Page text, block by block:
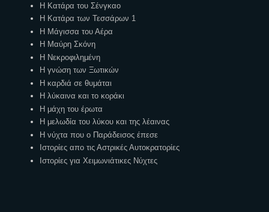
Η Κατάρα του Σένγκαο
Η Κατάρα των Τεσσάρων 1
Η Μάγισσα του Αέρα
Η Μαύρη Σκόνη
Η Νεκροφιλημένη
Η γνώση των Ξωτικών
Η καρδιά σε θυμάται
Η λύκαινα και το κοράκι
Η μάχη του έρωτα
Η μελωδία του λύκου και της λέαινας
Η νύχτα που ο Παράδεισος έπεσε
Ιστορίες απο τις Αστρικές Αυτοκρατορίες
Ιστορίες για Χειμωνιάτικες Νύχτες